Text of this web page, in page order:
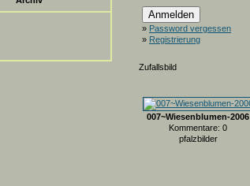
» Password vergessen
» Registrierung
Zufallsbild
007~Wiesenblumen-2006
Kommentare: 0
pfalzbilder